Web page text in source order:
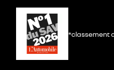
*classement